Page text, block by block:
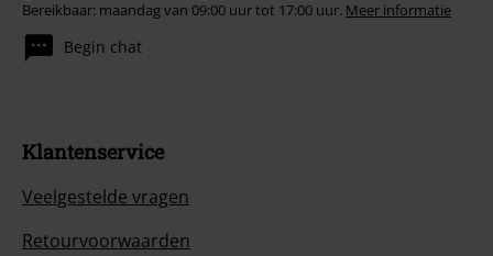
Bereikbaar: maandag van 09:00 uur tot 17:00 uur. Meer informatie
Begin chat
Klantenservice
Veelgestelde vragen
Retourvoorwaarden